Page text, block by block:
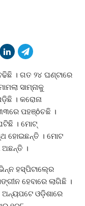
। ଗତ ୨୪ ଘଣ୍ଟାରେ
ସାମ୍‍ନାକୁ
। କରୋନା
ପହଞ୍ôଚଛି ।
। ମୋଟ୍‍
ହୋଇଛନ୍ତି । ମୋଟ
।
ହସ୍ପିଟାଲ୍‍ରେ
ହେବାରେ ଲାଗିଛି ।
ଓଡ଼ିଶାରେ